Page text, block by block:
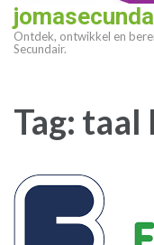
Ontdek, ontwikkel en
Secundair.
Tag: taal